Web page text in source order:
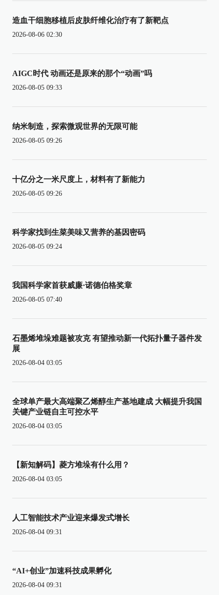
造血干细胞移植后皮肤纤维化治疗有了新靶点
2026-08-06 02:30
AIGC时代 动画还是原来的那个“动画”吗
2026-08-05 09:33
纳米制造，探索微观世界的无限可能
2026-08-05 09:26
十亿分之一米尺度上，材料有了新能力
2026-08-05 09:26
科学家找到生菜美味又营养的基因密码
2026-08-05 09:24
我国科学家首获威廉·诺德伯格奖章
2026-08-05 07:40
石墨烯堆垛难题被攻克 有望推动新一代拓扑量子器件发
展
2026-08-04 03:05
全球单产最大高端聚乙烯醇生产基地建成 大幅提升我国
关键产业链自主可控水平
2026-08-04 03:05
【新知解码】菱方堆垛有什么用？
2026-08-04 03:05
人工智能技术产业迎来爆发式增长
2026-08-04 09:31
“AI+创业”加速科技成果孵化
2026-08-04 09:31